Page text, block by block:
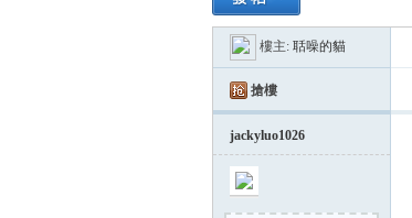
»
樓主: 聒噪的貓
搶樓
jackyluo1026